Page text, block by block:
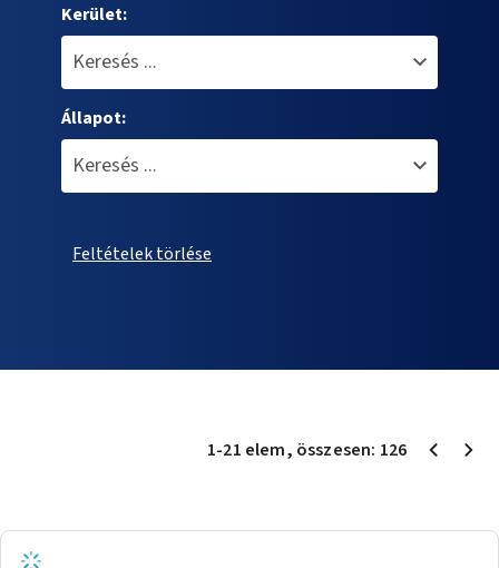
Kerület:
Állapot:
Feltételek törlése
1-21 elem, összesen: 126